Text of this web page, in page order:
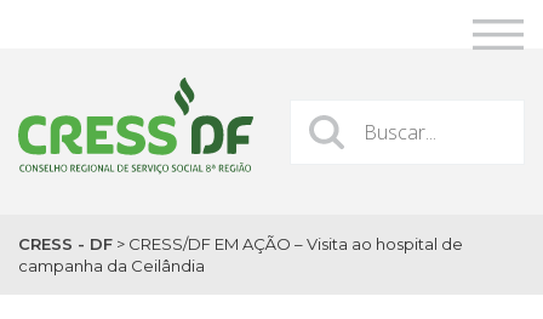
CRESS - DF > CRESS/DF EM AÇÃO – Visita ao hospital de
campanha da Ceilândia